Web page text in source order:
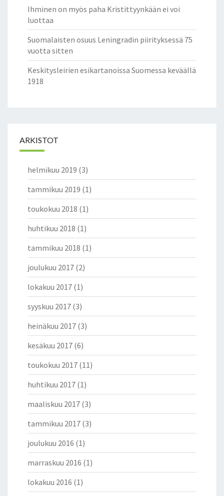
L
A
L
E
Ihminen on myös paha Kristittyynkään ei voi
luottaa
Suomalaisten osuus Leningradin piirityksessä 75
vuotta sitten
Keskitysleirien esikartanoissa Suomessa keväällä
1918
ARKISTOT
helmikuu 2019 (3)
tammikuu 2019 (1)
toukokuu 2018 (1)
huhtikuu 2018 (1)
tammikuu 2018 (1)
joulukuu 2017 (2)
lokakuu 2017 (1)
syyskuu 2017 (3)
heinäkuu 2017 (3)
kesäkuu 2017 (6)
toukokuu 2017 (11)
huhtikuu 2017 (1)
maaliskuu 2017 (3)
tammikuu 2017 (3)
joulukuu 2016 (1)
marraskuu 2016 (1)
lokakuu 2016 (1)